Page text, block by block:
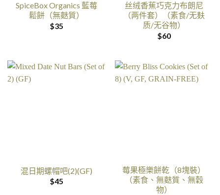
SpiceBox Organics 藍莓
鬆餅（無麩質）
$35
丝绒香蕉巧克力布朗尼
（两件套）（素食/无麸
质/无谷物）
$60
混日期螺帽吧(2)(GF)
$45
莓果極樂餅乾（8塊裝）
（素食、無麩質、無穀
物）